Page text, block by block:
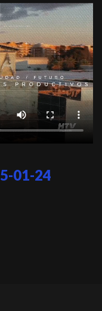
01-24